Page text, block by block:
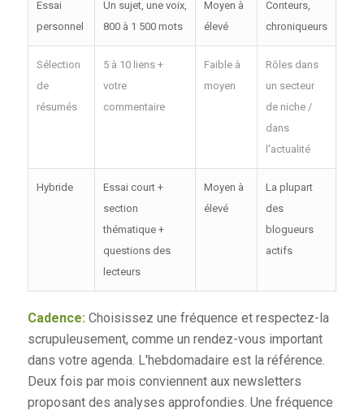
Essai
personnel
Un sujet, une voix,
800 à 1 500 mots
Moyen à
élevé
Conteurs,
chroniqueurs
Sélection
de
résumés
5 à 10 liens +
votre
commentaire
Faible à
moyen
Rôles dans
un secteur
de niche /
dans
l'actualité
Hybride
Essai court +
section
thématique +
questions des
lecteurs
Moyen à
élevé
La plupart
des
blogueurs
actifs
Cadence:Choisissez une fréquence et respectez-la
scrupuleusement, comme un rendez-vous important
dans votre agenda. L'hebdomadaire est la référence.
Deux fois par mois conviennent aux newsletters
proposant des analyses approfondies. Une fréquence